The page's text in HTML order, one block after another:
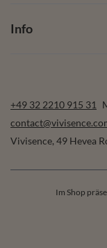
Info
+49 32 2210 915 31
Vivisence, 49 Hevea
Im Shop